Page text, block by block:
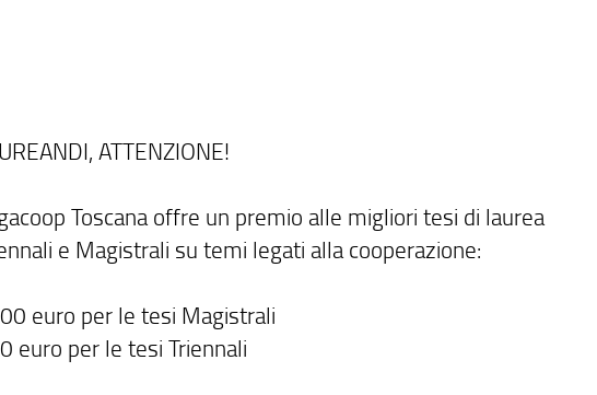
ATTENZIONE!
Toscana offre un premio alle migliori tesi di laurea
e Magistrali su temi legati alla cooperazione:
euro per le tesi Magistrali
euro per le tesi Triennali